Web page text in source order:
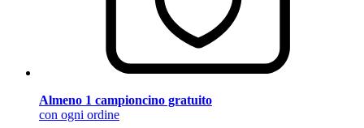
Almeno 1 campioncino gratuito
con ogni ordine